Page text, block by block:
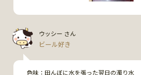
ウッシー さん
ビール好き
色味：田んぼに水を張った翌日の濁り水